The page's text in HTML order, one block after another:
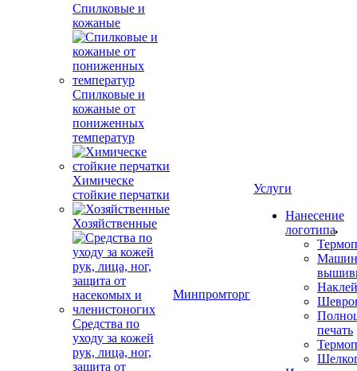
Спилковые и
кожаные
Спилковые и
кожаные от
пониженных
температур
Химическе
стойкие перчатки
Хозяйственные
Средства по
уходу за кожей
рук, лица, ног,
защита от
Минпромторг
Услуги
Нанесение
логотипа
печать